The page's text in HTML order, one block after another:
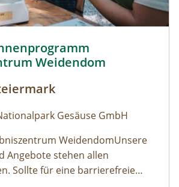
Weidendom
Gesäuse GmbH
WeidendomUnsere
Angebote stehen allen
Sollte für eine barrierefreie